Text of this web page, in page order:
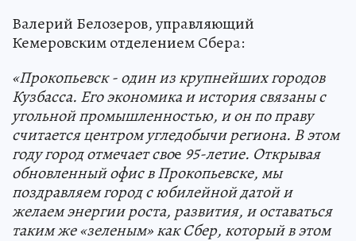
Валерий Белозеров, управляющий
Кемеровским отделением Сбера:
«Прокопьевск -один из крупнейших городов
Кузбасса. Его экономика и история связаны с
угольной промышленностью, и он по праву
считается центром угледобычи региона. В этом
году город отмечает свое 95-летие. Открывая
обновленный офис в Прокопьевске, мы
поздравляем город с юбилейной датой и
желаем энергии роста, развития, иоставаться
таким же «зеленым»как Сбер, который в этом